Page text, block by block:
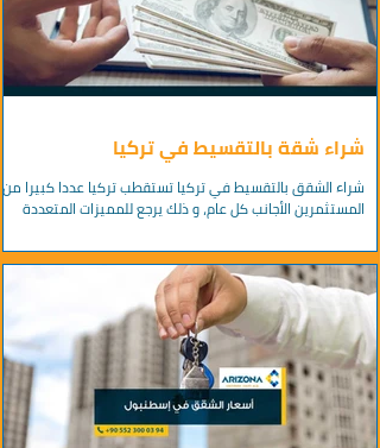
شراء شقة بالتقسيط في تركيا
شراء الشقق بالتقسيط في تركيا تستقطب تركيا عددا كبيرا من
المستثمرين الأجانب كل عام، و ذلك يرجع للمميزات المتعددة